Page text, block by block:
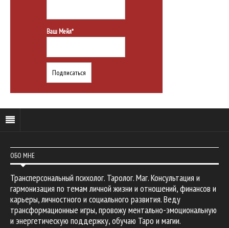
Ваш Мейл*
ОБО МНЕ
Трансперсональный психолог. Таролог. Маг. Консультация и
гармонизация по темам личной жизни и отношений, финансов и
карьеры, личностного и социального развития. Веду
трансформационные игры, провожу ментально-эмоциональную
и энергетическую поддержку, обучаю Таро и магии.